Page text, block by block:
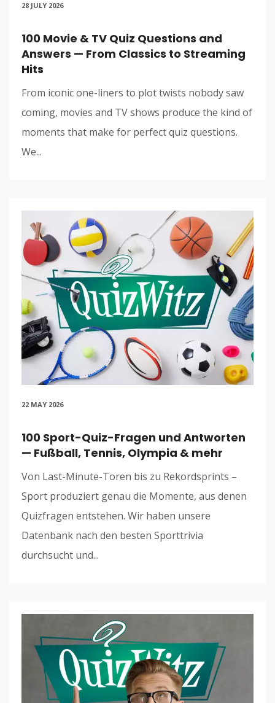
28 JULY 2026
100 Movie & TV Quiz Questions and
Answers — From Classics to Streaming
Hits
From iconic one-liners to plot twists nobody saw
coming, movies and TV shows produce the kind of
moments that make for perfect quiz questions.
We...
22 MAY 2026
100 Sport-Quiz-Fragen und Antworten
— Fußball, Tennis, Olympia & mehr
Von Last-Minute-Toren bis zu Rekordsprints –
Sport produziert genau die Momente, aus denen
Quizfragen entstehen. Wir haben unsere
Datenbank nach den besten Sporttrivia
durchsucht und...